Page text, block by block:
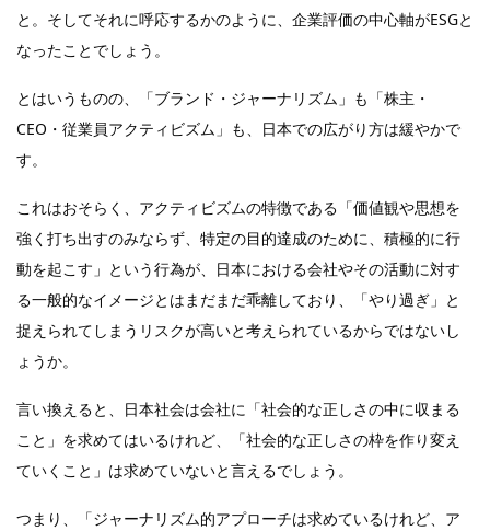
と。そしてそれに呼応するかのように、企業評価の中心軸がESGと
なったことでしょう。
とはいうものの、「ブランド・ジャーナリズム」も「株主・
CEO・従業員アクティビズム」も、日本での広がり方は緩やかで
す。
これはおそらく、アクティビズムの特徴である「価値観や思想を
強く打ち出すのみならず、特定の目的達成のために、積極的に行
動を起こす」という行為が、日本における会社やその活動に対す
る一般的なイメージとはまだまだ乖離しており、「やり過ぎ」と
捉えられてしまうリスクが高いと考えられているからではないし
ょうか。
言い換えると、日本社会は会社に「社会的な正しさの中に収まる
こと」を求めてはいるけれど、「社会的な正しさの枠を作り変え
ていくこと」は求めていないと言えるでしょう。
つまり、「ジャーナリズム的アプローチは求めているけれど、ア